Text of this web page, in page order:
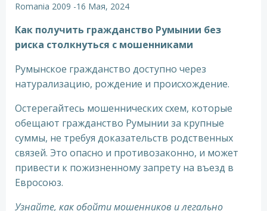
Romania 2009 -16 Мая, 2024
Как получить гражданство Румынии без
риска столкнуться с мошенниками
Румынское гражданство доступно через
натурализацию, рождение и происхождение.
Остерегайтесь мошеннических схем, которые
обещают гражданство Румынии за крупные
суммы, не требуя доказательств родственных
связей. Это опасно и противозаконно, и может
привести к пожизненному запрету на въезд в
Евросоюз.
Узнайте, как обойти мошенников и легально